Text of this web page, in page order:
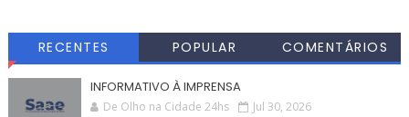
RECENTES POPULAR COMENTÁRIOS
INFORMATIVO À IMPRENSA
De Olho na Cidade 24hs Jul 30, 2026